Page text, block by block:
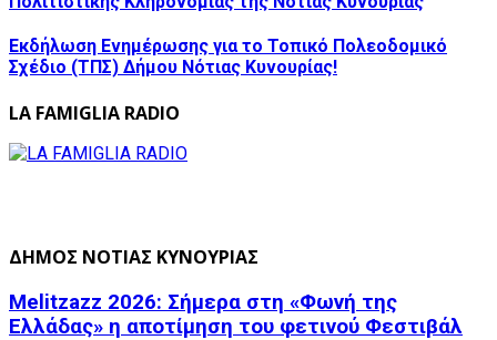
Εκδήλωση Ενημέρωσης για το Τοπικό Πολεοδομικό
Σχέδιο (ΤΠΣ) Δήμου Νότιας Κυνουρίας!
LA FAMIGLIA RADIO
ΔΗΜΟΣ ΝΟΤΙΑΣ ΚΥΝΟΥΡΙΑΣ
Melitzazz 2026: Σήμερα στη «Φωνή της
Ελλάδας» η αποτίμηση του φετινού Φεστιβάλ